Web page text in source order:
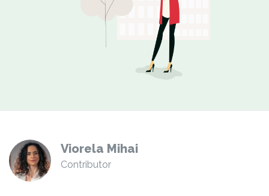
Viorela Mihai
Contributor